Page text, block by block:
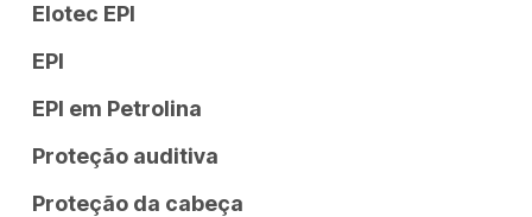
Elotec EPI
EPI
EPI em Petrolina
Proteção auditiva
Proteção da cabeça